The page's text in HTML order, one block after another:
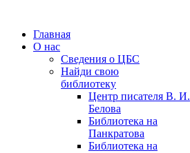
Главная
О нас
Сведения о ЦБС
Найди свою
библиотеку
Центр писателя В. И.
Белова
Библиотека на
Панкратова
Библиотека на